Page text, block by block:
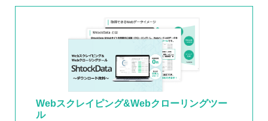
Webスクレイピング&Webクローリングツー
ル